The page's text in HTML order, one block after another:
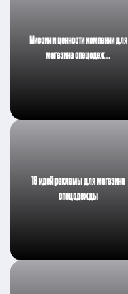
Миссии и ценности компании для
магазина спецодеж…
18 идей рекламы для магазина
спецодежды